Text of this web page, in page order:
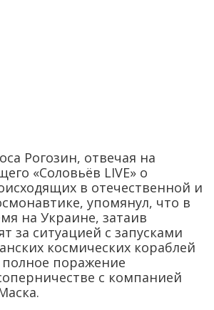
Рогозин, отвечая на
«Соловьёв LIVE» о
в отечественной и
упомянул, что в
на Украине, затаив
за ситуацией с запусками
космических кораблей
поражение
с компанией